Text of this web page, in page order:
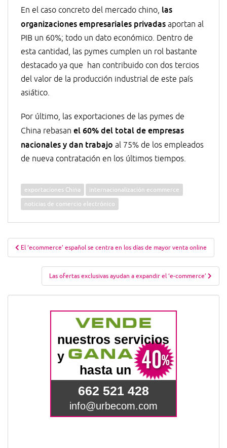
En el caso concreto del mercado chino, las
organizaciones empresariales privadas aportan al
PIB un 60%; todo un dato económico. Dentro de
esta cantidad, las pymes cumplen un rol bastante
destacado ya que han contribuido con dos tercios
del valor de la producción industrial de este país
asiático.
Por último, las exportaciones de las pymes de
China rebasan el 60% del total de empresas
nacionales y dan trabajo al 75% de los empleados
de nueva contratación en los últimos tiempos.
exportaciones China
internacionalización ecommerce
noticias de comercio electrónico
Navegación
de
entradas
El ‘ecommerce’ español se centra en los días de mayor venta online
Las ofertas exclusivas ayudan a expandir el ‘e-commerce’